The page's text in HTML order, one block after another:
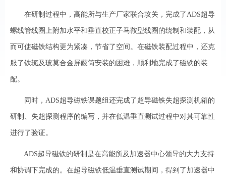
在研制过程中，高能所与生产厂家联合攻关，完成了ADS超导
螺线管线圈上附加水平和垂直校正子马鞍型线圈的绕制和装配，从
而可使磁铁结构更为紧凑，节省了空间。在磁铁装配过程中，还克
服了铁轭及玻莫合金屏蔽筒安装的困难，顺利地完成了磁铁的装
配。
同时，ADS超导磁铁课题组还完成了超导磁铁失超探测机箱的
研制、失超探测程序的编写，并在低温垂直测试过程中对其可靠性
进行了验证。
ADS超导磁铁的研制是在高能所及加速器中心领导的大力支持
和协调下完成的。在超导磁铁低温垂直测试期间，得到了加速器中